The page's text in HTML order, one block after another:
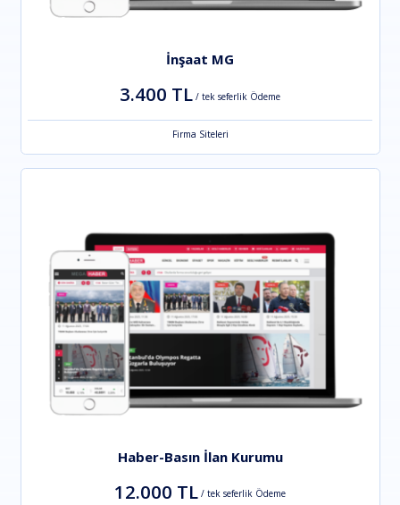
İnşaat MG
3.400 TL / tek seferlik Ödeme
Firma Siteleri
Haber-Basın İlan Kurumu
12.000 TL / tek seferlik Ödeme